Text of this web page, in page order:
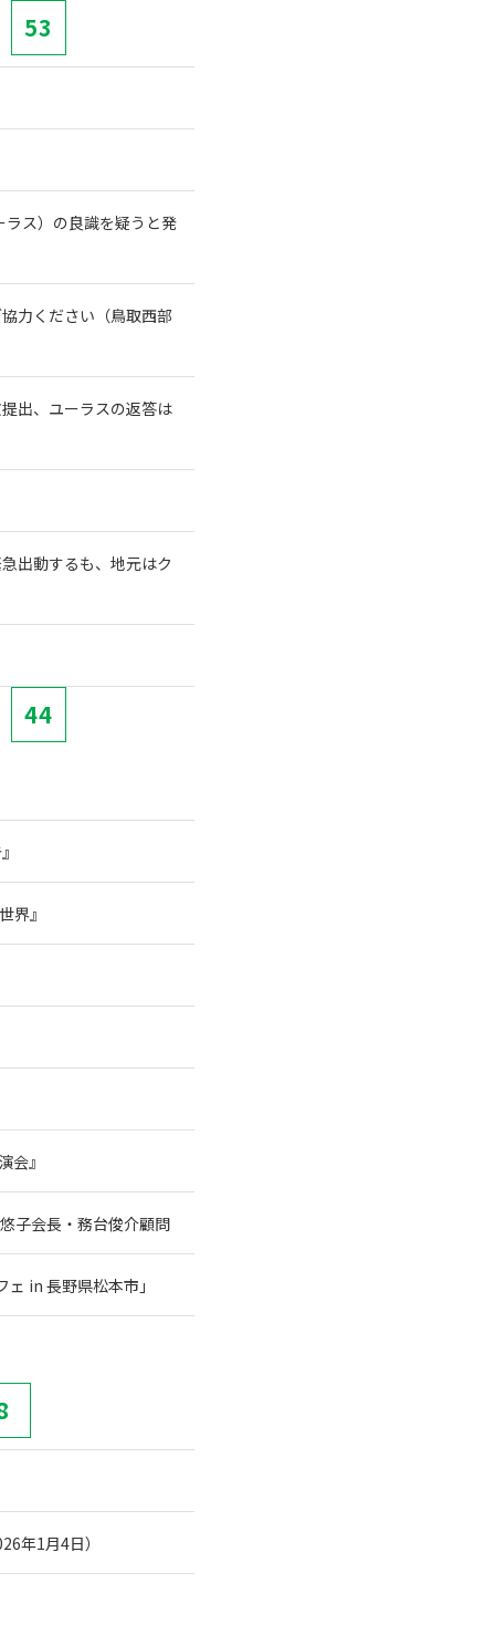
53
ス）の良識を疑うと発
力ください（鳥取西部
出、ユーラスの返答は
出動するも、地元はク
44
界』
会』
子会長・務台俊介顧問
in 長野県松本市」
年1月4日）